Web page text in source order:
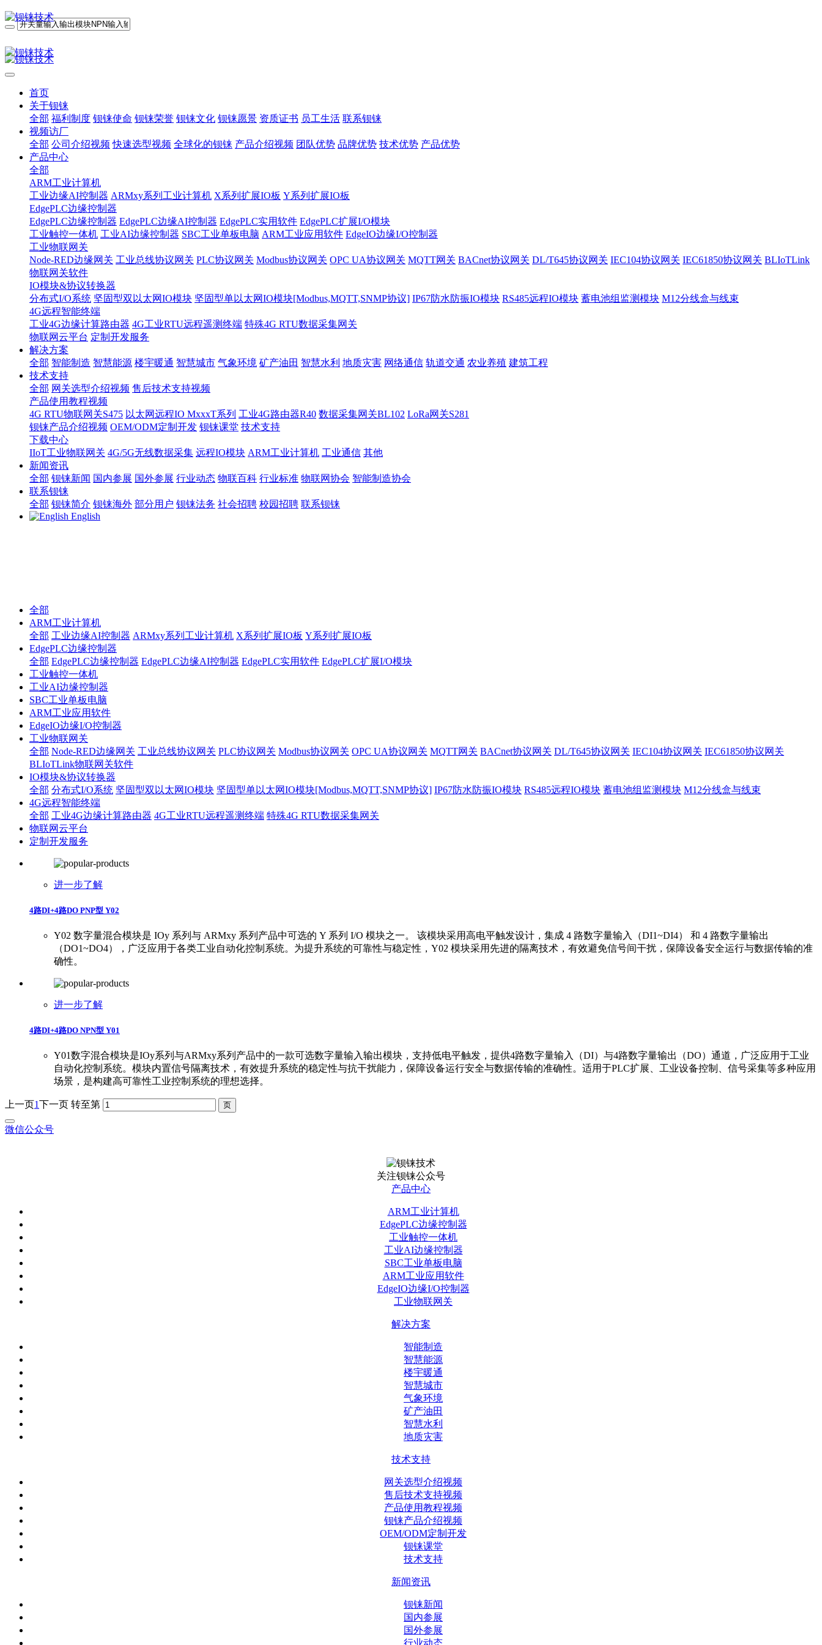
首页
关于钡铼
全部 福利制度 钡铼使命 钡铼荣誉 钡铼文化 钡铼愿景 资质证书 员工生活 联系钡铼
视频访厂
全部 公司介绍视频 快速选型视频 全球化的钡铼 产品介绍视频 团队优势 品牌优势 技术优势 产品优势
产品中心
全部
ARM工业计算机
工业边缘AI控制器 ARMxy系列工业计算机 X系列扩展IO板 Y系列扩展IO板
EdgePLC边缘控制器
EdgePLC边缘控制器 EdgePLC边缘AI控制器 EdgePLC实用软件 EdgePLC扩展I/O模块
工业触控一体机 工业AI边缘控制器 SBC工业单板电脑 ARM工业应用软件 EdgeIO边缘I/O控制器
工业物联网关
Node-RED边缘网关 工业总线协议网关 PLC协议网关 Modbus协议网关 OPC UA协议网关 MQTT网关 BACnet协议网关 DL/T645协议网关 IEC104协议网关 IEC61850协议网关 BLIoTLink
物联网关软件
IO模块&协议转换器
分布式I/O系统 坚固型双以太网IO模块 坚固型单以太网IO模块[Modbus,MQTT,SNMP协议] IP67防水防振IO模块 RS485远程IO模块 蓄电池组监测模块 M12分线盒与线束
4G远程智能终端
工业4G边缘计算路由器 4G工业RTU远程遥测终端 特殊4G RTU数据采集网关
物联网云平台 定制开发服务
解决方案
全部 智能制造 智慧能源 楼宇暖通 智慧城市 气象环境 矿产油田 智慧水利 地质灾害 网络通信 轨道交通 农业养殖 建筑工程
技术支持
全部 网关选型介绍视频 售后技术支持视频
产品使用教程视频
4G RTU物联网关S475 以太网远程IO MxxxT系列 工业4G路由器R40 数据采集网关BL102 LoRa网关S281
钡铼产品介绍视频 OEM/ODM定制开发 钡铼课堂 技术支持
下载中心
IIoT工业物联网关 4G/5G无线数据采集 远程IO模块 ARM工业计算机 工业通信 其他
新闻资讯
全部 钡铼新闻 国内参展 国外参展 行业动态 物联百科 行业标准 物联网协会 智能制造协会
联系钡铼
全部 钡铼简介 钡铼海外 部分用户 钡铼法务 社会招聘 校园招聘 联系钡铼
English
全部
ARM工业计算机
全部 工业边缘AI控制器 ARMxy系列工业计算机 X系列扩展IO板 Y系列扩展IO板
EdgePLC边缘控制器
全部 EdgePLC边缘控制器 EdgePLC边缘AI控制器 EdgePLC实用软件 EdgePLC扩展I/O模块
工业触控一体机
工业AI边缘控制器
SBC工业单板电脑
ARM工业应用软件
EdgeIO边缘I/O控制器
工业物联网关
全部 Node-RED边缘网关 工业总线协议网关 PLC协议网关 Modbus协议网关 OPC UA协议网关 MQTT网关 BACnet协议网关 DL/T645协议网关 IEC104协议网关 IEC61850协议网关
BLIoTLink物联网关软件
IO模块&协议转换器
全部 分布式I/O系统 坚固型双以太网IO模块 坚固型单以太网IO模块[Modbus,MQTT,SNMP协议] IP67防水防振IO模块 RS485远程IO模块 蓄电池组监测模块 M12分线盒与线束
4G远程智能终端
全部 工业4G边缘计算路由器 4G工业RTU远程遥测终端 特殊4G RTU数据采集网关
物联网云平台
定制开发服务
进一步了解
4路DI+4路DO PNP型 Y02
Y02 数字量混合模块是 IOy 系列与 ARMxy 系列产品中可选的 Y 系列 I/O 模块之一。 该模块采用高电平触发设计，集成 4 路数字量输入（DI1~DI4） 和 4 路数字量输出
（DO1~DO4），广泛应用于各类工业自动化控制系统。为提升系统的可靠性与稳定性，Y02 模块采用先进的隔离技术，有效避免信号间干扰，保障设备安全运行与数据传输的准
确性。
进一步了解
4路DI+4路DO NPN型 Y01
Y01数字混合模块是IOy系列与ARMxy系列产品中的一款可选数字量输入输出模块，支持低电平触发，提供4路数字量输入（DI）与4路数字量输出（DO）通道，广泛应用于工业
自动化控制系统。模块内置信号隔离技术，有效提升系统的稳定性与抗干扰能力，保障设备运行安全与数据传输的准确性。适用于PLC扩展、工业设备控制、信号采集等多种应用
场景，是构建高可靠性工业控制系统的理想选择。
上一页 1 下一页 转至第
微信公众号
关注钡铼公众号
产品中心
ARM工业计算机
EdgePLC边缘控制器
工业触控一体机
工业AI边缘控制器
SBC工业单板电脑
ARM工业应用软件
EdgeIO边缘I/O控制器
工业物联网关
解决方案
智能制造
智慧能源
楼宇暖通
智慧城市
气象环境
矿产油田
智慧水利
地质灾害
技术支持
网关选型介绍视频
售后技术支持视频
产品使用教程视频
钡铼产品介绍视频
OEM/ODM定制开发
钡铼课堂
技术支持
新闻资讯
钡铼新闻
国内参展
国外参展